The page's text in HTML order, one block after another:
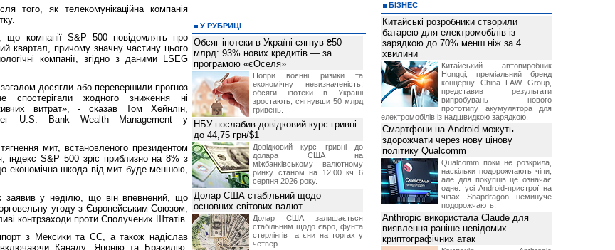
того, як телекомунікаційна компанія
що компанії S&P 500 повідомлять про
квартал, причому значну частину цього
компанії, згідно з даними LSEG
досягли або перевершили прогноз
спостерігали жодного зниження ні
витрат», - сказав Том Хейнлін,
U.S. Bank Wealth Management у
мит, встановленого президентом
S&P 500 зріс приблизно на 8% з
економічна шкода від мит буде меншою,
заявив у неділю, що він впевнений, що
угоду з Європейським Союзом,
контрзаходи проти Сполучених Штатів.
з Мексики та ЄС, а також надіслав
Канаду, Японію та Бразилію,
У РУБРИЦІ
Обсяг іпотеки в Україні сягнув ₴50
млрд: 93% нових кредитів — за
програмою «єОселя»
Попри воєнні ризики та
економічну невизначеність,
обсяги іпотеки в Україні
зростають, сягнувши 50 млрд
гривень.
НБУ послабив довідковий курс гривні
до 44,75 грн/$1
Довідковий курс гривні до
долара США на
міжбанківському валютному
ринку станом на 12:00 кч 6
серпня 2026 року.
Долар США стабільний щодо
основних світових валют
Долар США залишається
стабільним щодо євро, фунта
стерлінгів та єни на торгах у
четвер.
БІЗНЕС
Китайські розробники створили
батарею для електромобілів із
зарядкою до 70% менш ніж за 4
хвилини
Китайський автовиробник
Hongqi, преміальний бренд
концерну China FAW Group,
представив результати
випробувань нового
прототипу акумулятора для
електромобілів із надшвидкою зарядкою.
Смартфони на Android можуть
здорожчати через нову цінову
політику Qualcomm
Qualcomm поки не розкрила,
наскільки подорожчають чіпи,
але для покупців це означає
одне: усі Android-пристрої на
чіпах Snapdragon неминуче
подорожчають.
Anthropic використала Claude для
виявлення раніше невідомих
криптографічних атак